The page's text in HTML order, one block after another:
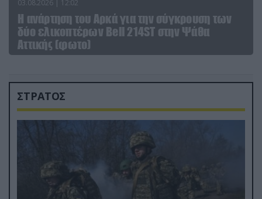
03.08.2026 | 12:02
Η ανάρτηση του Αρκά για την σύγκρουση των
δύο ελικοπτέρων Bell 214ST στην Ψάθα
Αττικής (φωτο)
ΣΤΡΑΤΟΣ